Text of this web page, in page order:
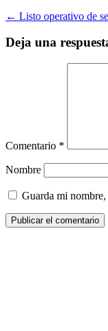
← Listo operativo de
Deja una
Comentario *
Nombre
Guarda mi